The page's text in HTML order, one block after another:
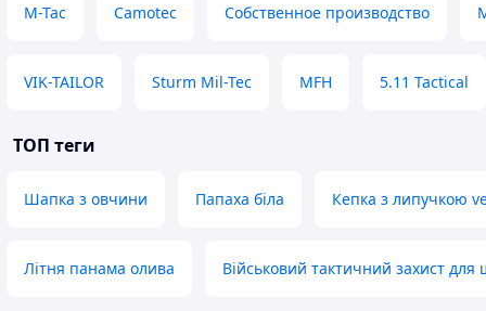
M-Tac Camotec Собственное производство
VIK-TAILOR Sturm Mil-Tec MFH 5.11 Tactical
ТОП теги
Шапка з овчини Папаха біла Кепка з липучкою
Літня панама олива Військовий тактичний захист для